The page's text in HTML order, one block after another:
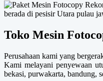
berada di pesisir Utara pulau
Toko Mesin
Perusahaan kami yang
Kami melayani penyewaan
bekasi, purwakarta, bandung,